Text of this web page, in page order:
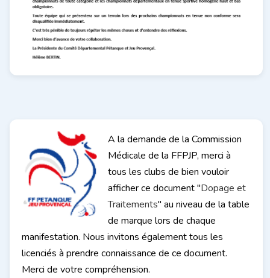
A la demande de la Commission
Médicale de la FFPJP, merci à
tous les clubs de bien vouloir
afficher ce document "Dopage et
Traitements" au niveau de la table
de marque lors de chaque
manifestation. Nous invitons également tous les
licenciés à prendre connaissance de ce document.
Merci de votre compréhension.